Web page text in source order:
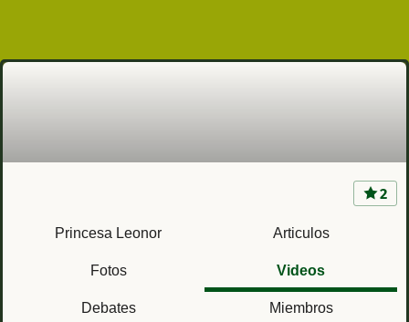
2
Princesa Leonor Articulos
Fotos Videos
Debates Miembros